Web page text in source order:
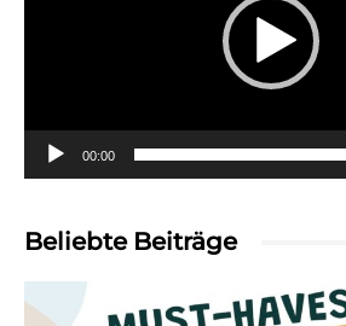
00:00
Beliebte Beiträge